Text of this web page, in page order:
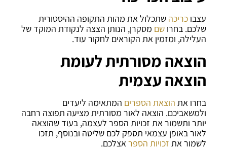
עצבוכריכה שתכלול את מהות התקופה ההיסטורית
שלכם. בחרושם מסקרן, הנותן הצצה לנקודת המוקד של
העלילה, ומזמין את הקוראים לחקור עוד.
הוצאה מסורתית לעומת
הוצאה עצמית
בחרו את הוצאת הספרים המתאימה ליעדים
ולמשאביכם. הוצאה לאור מסורתית מציעה תפוצה רחבה
יותר ותשמור את זכויות הספר לעצמה, בעוד שהוצאה
לאור באופן עצמאי תספק לכם שליטה ובנוסף, תזכו
לשמור את זכויות הספראצלכם.